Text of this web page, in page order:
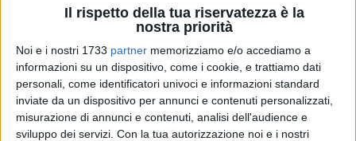
Il rispetto della tua riservatezza è la
nostra priorità
Noi e i nostri 1733 partner memorizziamo e/o accediamo a
informazioni su un dispositivo, come i cookie, e trattiamo dati
personali, come identificatori univoci e informazioni standard
inviate da un dispositivo per annunci e contenuti personalizzati,
misurazione di annunci e contenuti, analisi dell'audience e
sviluppo dei servizi. Con la tua autorizzazione noi e i nostri
ITALIA - 4 NOVEMBRE 2019
Ettore Loconsolo doma il fango e conquista il
podio a Osoppo
ITALIA - 22 OTTOBRE 2019
Il Giro d'Italia 2020 attraverserà Bisceglie